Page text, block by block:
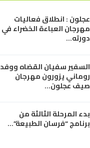
عجلون : انطلاق فعاليات
مهرجان العباءة الخضراء في
دورته…
السفير سفيان القضاه ووفد
روماني يزورون مهرجان
صيف عجلون…
بدء المرحلة الثالثة من
برنامج “فرسان الطبيعة”…